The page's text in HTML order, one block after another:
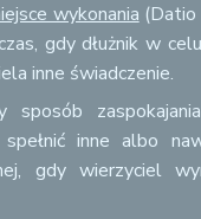
wykonania
gdy dłużnik w
inne świadczenie.
sposób
spełnić inne albo
gdy wierzyciel